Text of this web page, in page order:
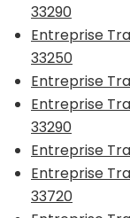
33290
Entreprise
33250
Entreprise
Entreprise
33290
Entreprise
Entreprise
33720